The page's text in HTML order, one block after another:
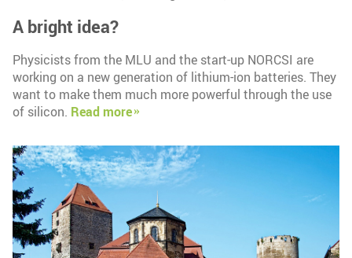
A bright idea?
Physicists from the MLU and the start-up NORCSI are
working on a new generation of lithium-ion batteries. They
want to make them much more powerful through the use
of silicon. Read more